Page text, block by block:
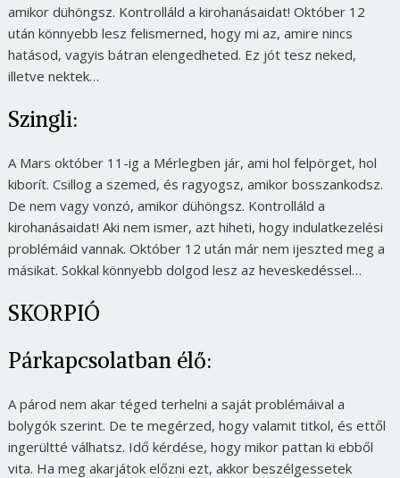
amikor dühöngsz. Kontrolláld a kirohanásaidat! Október 12
után könnyebb lesz felismerned, hogy mi az, amire nincs
hatásod, vagyis bátran elengedheted. Ez jót tesz neked,
illetve nektek…
Szingli:
A Mars október 11-ig a Mérlegben jár, ami hol felpörget, hol
kiborít. Csillog a szemed, és ragyogsz, amikor bosszankodsz.
De nem vagy vonzó, amikor dühöngsz. Kontrolláld a
kirohanásaidat! Aki nem ismer, azt hiheti, hogy indulatkezelési
problémáid vannak. Október 12 után már nem ijeszted meg a
másikat. Sokkal könnyebb dolgod lesz az heveskedéssel…
SKORPIÓ
Párkapcsolatban élő:
A párod nem akar téged terhelni a saját problémáival a
bolygók szerint. De te megérzed, hogy valamit titkol, és ettől
ingerültté válhatsz. Idő kérdése, hogy mikor pattan ki ebből
vita. Ha meg akarjátok előzni ezt, akkor beszélgessetek